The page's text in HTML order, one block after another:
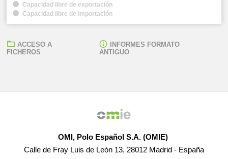
Capacidad libre de exportación
Capacidad libre de importación
ACCESO A
FICHEROS
INFORMES FORMATO
ANTIGUO
OMI, Polo Español S.A. (OMIE)
Calle de Fray Luis de León 13, 28012 Madrid - España